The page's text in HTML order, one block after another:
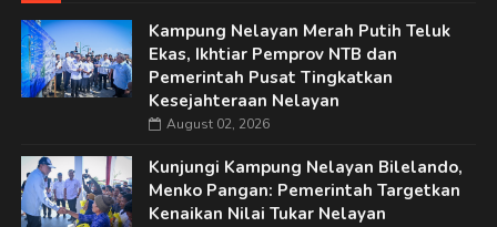
Kampung Nelayan Merah Putih Teluk
Ekas, Ikhtiar Pemprov NTB dan
Pemerintah Pusat Tingkatkan
Kesejahteraan Nelayan
August 02, 2026
Kunjungi Kampung Nelayan Bilelando,
Menko Pangan: Pemerintah Targetkan
Kenaikan Nilai Tukar Nelayan